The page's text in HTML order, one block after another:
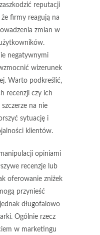
reputacji
firmy reagują na
zmian w
negatywnymi
wizerunek
Warto podkreślić,
recenzji czy ich
na nie
sytuację i
klientów.
opiniami
recenzje lub
oferowanie zniżek
przynieść
długofalowo
Ogólnie rzecz
w marketingu